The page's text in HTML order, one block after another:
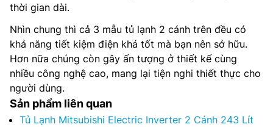
thời gian dài.
Nhìn chung thì cả 3 mẫu tủ lạnh 2 cánh trên đều có
khả năng tiết kiệm điện khá tốt mà bạn nên sở hữu.
Hơn nữa chúng còn gây ấn tượng ở thiết kế cùng
nhiều công nghệ cao, mang lại tiện nghi thiết thực cho
người dùng.
Sản phẩm liên quan
Tủ Lạnh Mitsubishi Electric Inverter 2 Cánh 243 Lít